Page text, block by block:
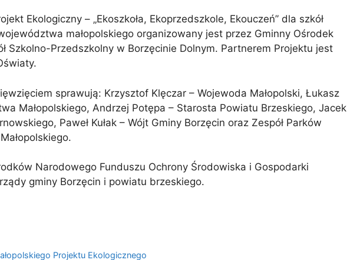
Ekologiczny – „Ekoszkoła, Ekoprzedszkole, Ekouczeń” dla szkół
małopolskiego organizowany jest przez Gminny Ośrodek
Szkolno-Przedszkolny w Borzęcinie Dolnym. Partnerem Projektu jest
sprawują: Krzysztof Klęczar – Wojewoda Małopolski, Łukasz
Małopolskiego, Andrzej Potępa – Starosta Powiatu Brzeskiego, Jacek
Paweł Kułak – Wójt Gminy Borzęcin oraz Zespół Parków
Narodowego Funduszu Ochrony Środowiska i Gospodarki
gminy Borzęcin i powiatu brzeskiego.
Projektu Ekologicznego